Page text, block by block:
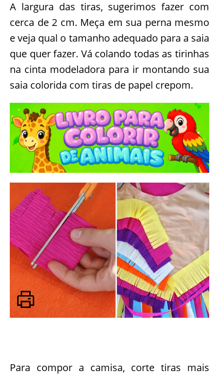
A largura das tiras, sugerimos fazer com
cerca de 2 cm. Meça em sua perna mesmo
e veja qual o tamanho adequado para a saia
que quer fazer. Vá colando todas as tirinhas
na cinta modeladora para ir montando sua
saia colorida com tiras de papel crepom.
Para compor a camisa, corte tiras mais